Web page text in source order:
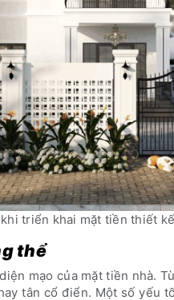
triển khai mặt tiền thiết
thể
mạo của mặt tiền nhà.
tân cổ điển. Một số yếu